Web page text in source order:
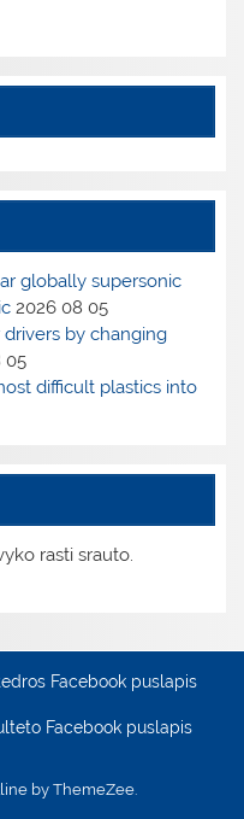
globally supersonic
2026 08 05
by changing
05
difficult plastics into
rasti srauto.
Facebook puslapis
Facebook puslapis
by ThemeZee.